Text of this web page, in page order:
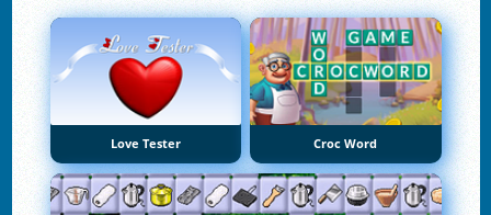
Love Tester Croc Word